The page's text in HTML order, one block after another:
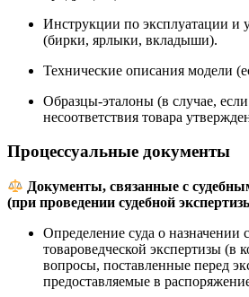
Инструкции по эксплуатации и
(бирки, ярлыки, вкладыши).
Технические описания модели
Образцы-эталоны (в случае,
несоответствия товара
Процессуальные документы
Документы, связанные с
(при проведении судебной
Определение суда о назначении
товароведческой экспертизы (в
вопросы, поставленные перед
предоставляемые в